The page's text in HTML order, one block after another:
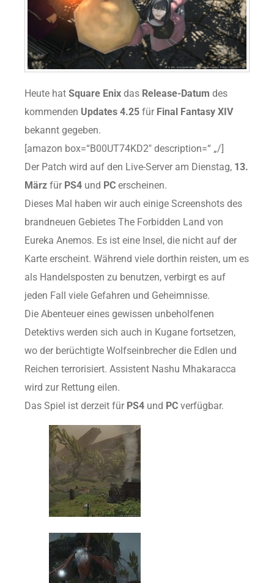
Heute hat Square Enix das Release-Datum des
kommenden Updates 4.25 für Final Fantasy XIV
bekannt gegeben.
[amazon box=“B00UT74KD2″ description=“ „/]
Der Patch wird auf den Live-Server am Dienstag, 13.
März für PS4 und PC erscheinen.
Dieses Mal haben wir auch einige Screenshots des
brandneuen Gebietes The Forbidden Land von
Eureka Anemos. Es ist eine Insel, die nicht auf der
Karte erscheint. Während viele dorthin reisten, um es
als Handelsposten zu benutzen, verbirgt es auf
jeden Fall viele Gefahren und Geheimnisse.
Die Abenteuer eines gewissen unbeholfenen
Detektivs werden sich auch in Kugane fortsetzen,
wo der berüchtigte Wolfseinbrecher die Edlen und
Reichen terrorisiert. Assistent Nashu Mhakaracca
wird zur Rettung eilen.
Das Spiel ist derzeit für PS4 und PC verfügbar.